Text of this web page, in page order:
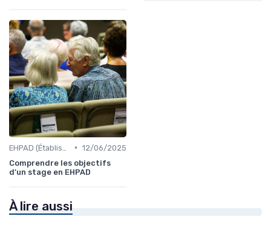
• 12/06/2025
Comprendre les objectifs
d'un stage en EHPAD
À lire aussi